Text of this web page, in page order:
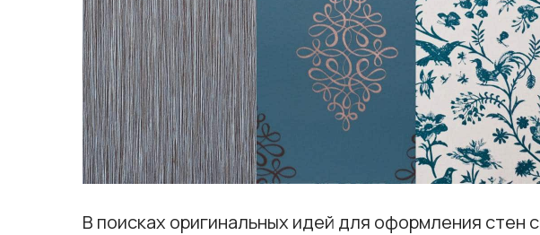
В поисках оригинальных идей для оформления стен